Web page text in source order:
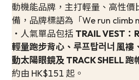
動機能品牌，主打輕量、高性價
備，品牌標語為「We run climb
・人氣單品包括 TRAIL VEST：
輕量跑步背心、루프탑러너 風褸
動太陽眼鏡及 TRACK SHELL 跑
約由 HK$151 起。